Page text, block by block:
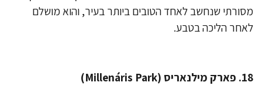
שנחשב לאחד הטובים ביותר בעיר, והוא מושלם
הליכה בטבע.